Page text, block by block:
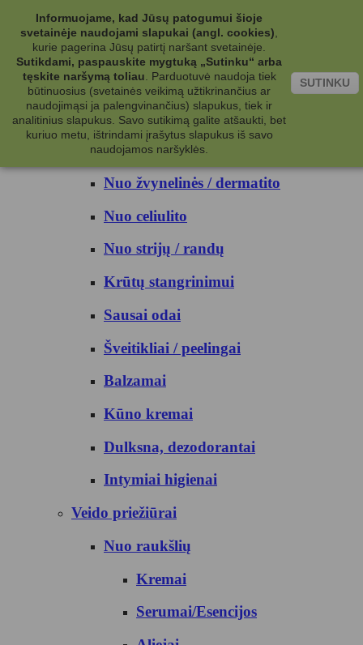
Kategorijos
Kosmetika
Kūno priežiūrai
Nuo prakaito
Kūno prausikliai
Nuo žvynelinės / dermatito
Nuo celiulito
Nuo strijų / randų
Krūtų stangrinimui
Sausai odai
Šveitikliai / peelingai
Balzamai
Kūno kremai
Dulksna, dezodorantai
Intymiai higienai
Veido priežiūrai
Nuo raukšlių
Kremai
Serumai/Esencijos
Informuojame, kad Jūsų patogumui šioje
svetainėje naudojami slapukai (angl. cookies)
kurie pagerina Jūsų patirtį naršant svetainėje.
Sutikdami, paspauskite mygtuką „Sutinku“ arba
tęskite naršymą toliau
Parduotuvė naudoja tiek
būtinuosius (svetainės veikimą užtikrinančius ar
naudojimąsi ja palengvinančius) slapukus, tiek ir
analitinius slapukus. Savo sutikimą galite atšaukti, bet
kuriuo metu, ištrindami įrašytus slapukus iš savo
naudojamos naršyklės.
SUTINKU